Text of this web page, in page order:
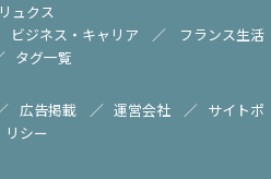
リュクス
ビジネス・キャリア
フランス生活
タグ一覧
広告掲載 運営会社
サイトポ
リシー